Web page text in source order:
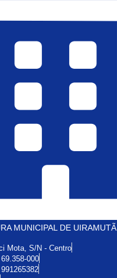
MUNICIPAL DE UIRAMUTÃ
Mota, S/N - Centro
000